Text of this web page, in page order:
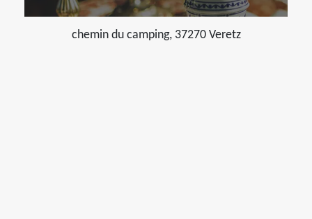
chemin du camping, 37270 Veretz